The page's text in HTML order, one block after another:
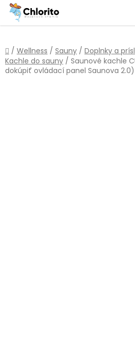
Prejsť
obsah
Domov
/ Wellness / Sauny / Doplnky a
Kachle do sauny / Saunové kachle
dokúpiť ovládací panel Saunova 2.0)